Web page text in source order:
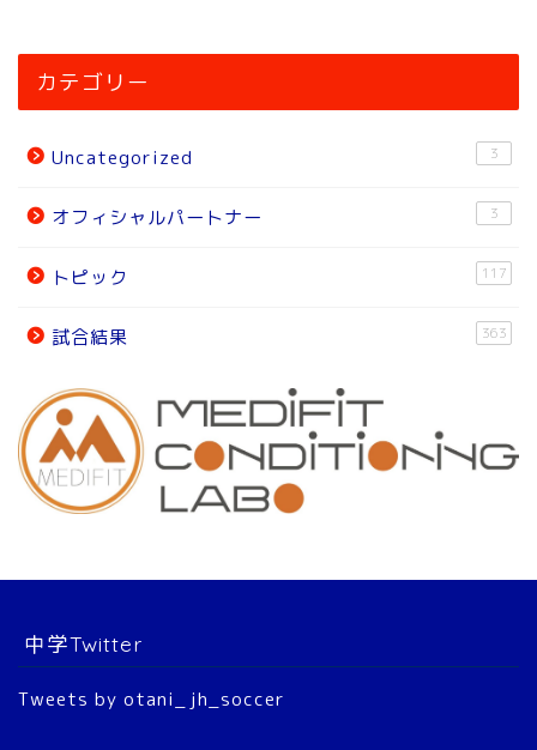
カテゴリー
Uncategorized 3
オフィシャルパートナー 3
トピック 117
試合結果 363
中学Twitter
Tweets by otani_jh_soccer
ニュース
チーム紹介
選 手